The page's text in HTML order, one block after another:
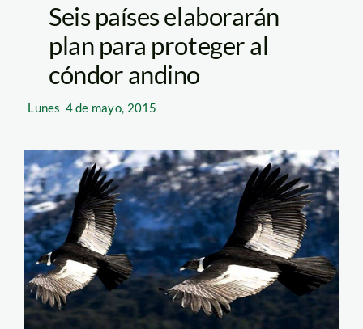
Seis países elaborarán
plan para proteger al
cóndor andino
Lunes 4 de mayo, 2015